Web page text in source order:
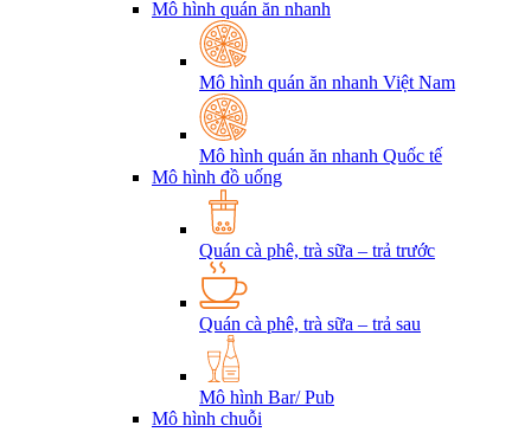
Mô hình quán ăn nhanh
Mô hình quán ăn nhanh Việt Nam
Mô hình quán ăn nhanh Quốc tế
Mô hình đồ uống
Quán cà phê, trà sữa – trả trước
Quán cà phê, trà sữa – trả sau
Mô hình Bar/ Pub
Mô hình chuỗi